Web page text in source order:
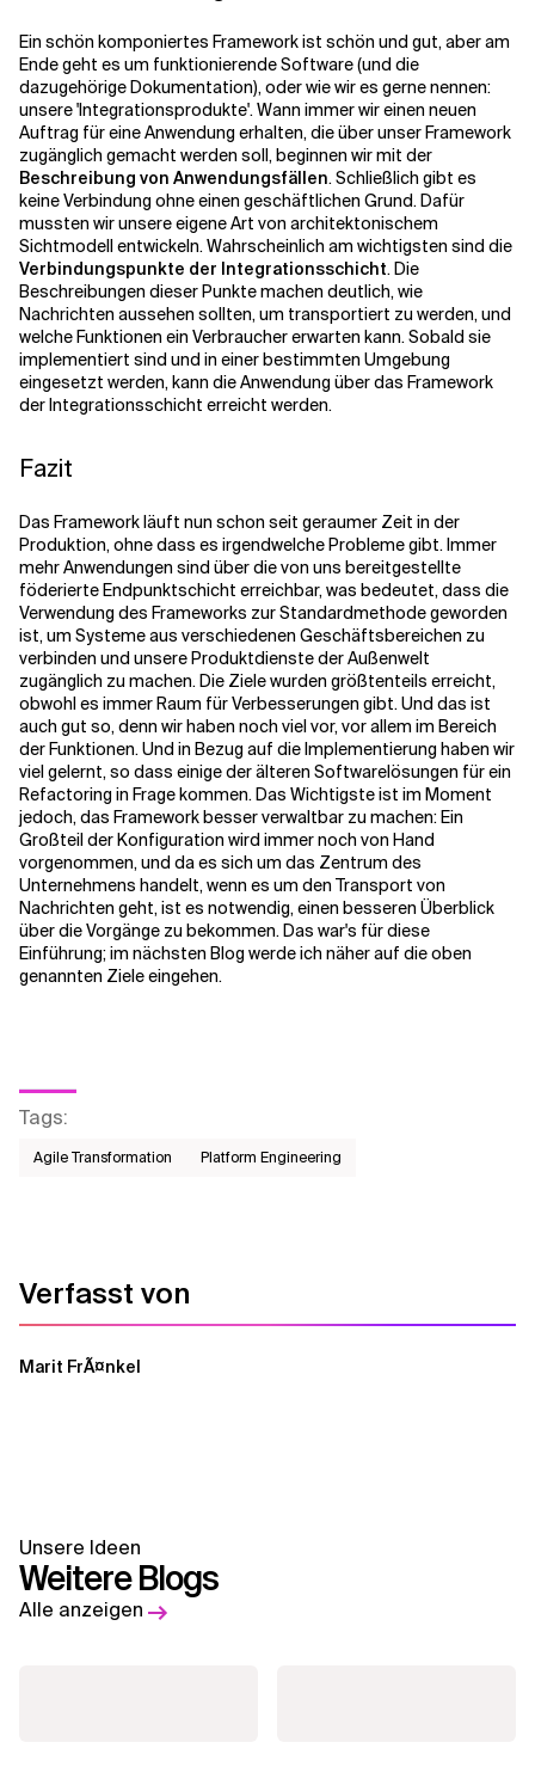
Ein schön komponiertes Framework ist schön und gut, aber am
Ende geht es um funktionierende Software (und die
dazugehörige Dokumentation), oder wie wir es gerne nennen:
unsere 'Integrationsprodukte'. Wann immer wir einen neuen
Auftrag für eine Anwendung erhalten, die über unser Framework
zugänglich gemacht werden soll, beginnen wir mit der
Beschreibung von Anwendungsfällen. Schließlich gibt es
keine Verbindung ohne einen geschäftlichen Grund. Dafür
mussten wir unsere eigene Art von architektonischem
Sichtmodell entwickeln. Wahrscheinlich am wichtigsten sind die
Verbindungspunkte der Integrationsschicht. Die
Beschreibungen dieser Punkte machen deutlich, wie
Nachrichten aussehen sollten, um transportiert zu werden, und
welche Funktionen ein Verbraucher erwarten kann. Sobald sie
implementiert sind und in einer bestimmten Umgebung
eingesetzt werden, kann die Anwendung über das Framework
der Integrationsschicht erreicht werden.
Fazit
Das Framework läuft nun schon seit geraumer Zeit in der
Produktion, ohne dass es irgendwelche Probleme gibt. Immer
mehr Anwendungen sind über die von uns bereitgestellte
föderierte Endpunktschicht erreichbar, was bedeutet, dass die
Verwendung des Frameworks zur Standardmethode geworden
ist, um Systeme aus verschiedenen Geschäftsbereichen zu
verbinden und unsere Produktdienste der Außenwelt
zugänglich zu machen. Die Ziele wurden größtenteils erreicht,
obwohl es immer Raum für Verbesserungen gibt. Und das ist
auch gut so, denn wir haben noch viel vor, vor allem im Bereich
der Funktionen. Und in Bezug auf die Implementierung haben wir
viel gelernt, so dass einige der älteren Softwarelösungen für ein
Refactoring in Frage kommen. Das Wichtigste ist im Moment
jedoch, das Framework besser verwaltbar zu machen: Ein
Großteil der Konfiguration wird immer noch von Hand
vorgenommen, und da es sich um das Zentrum des
Unternehmens handelt, wenn es um den Transport von
Nachrichten geht, ist es notwendig, einen besseren Überblick
über die Vorgänge zu bekommen. Das war's für diese
Einführung; im nächsten Blog werde ich näher auf die oben
genannten Ziele eingehen.
Tags:
Agile Transformation Platform Engineering
Verfasst von
Marit FrÃ¤nkel
Unsere Ideen
Weitere Blogs
Alle anzeigen